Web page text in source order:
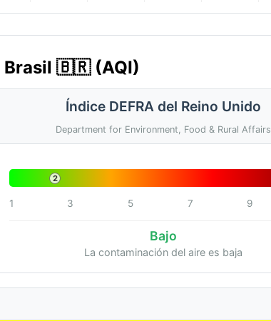
Brasil 🇧🇷 (AQI)
Índice DEFRA del Reino Unido
Department for Environment, Food & Rural Affairs
2
1 3 5 7 9
Bajo
La contaminación del aire es baja